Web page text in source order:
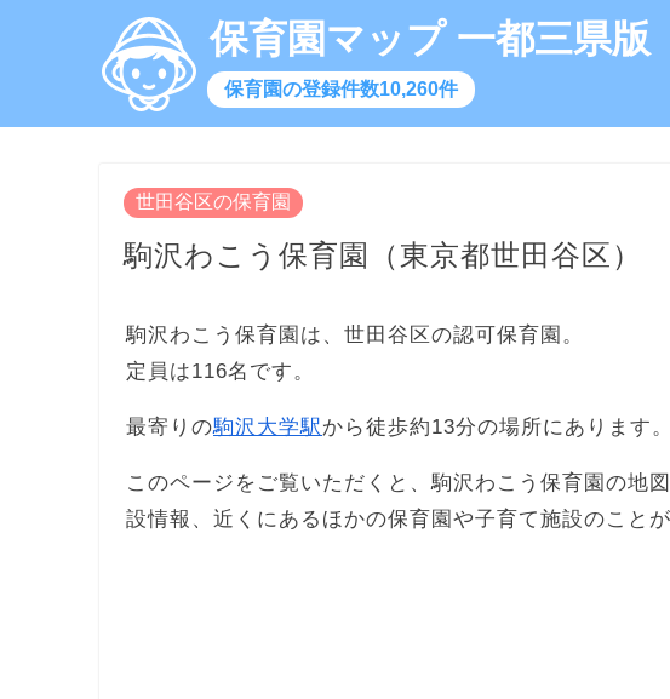
保育園マップ 一都三県版
保育園の登録件数10,260件
世田谷区の保育園
駒沢わこう保育園（東京都世田谷区）
駒沢わこう保育園は、世田谷区の認可保育園。
定員は116名です。
最寄りの駒沢大学駅から徒歩約13分の場所にあります。
このページをご覧いただくと、駒沢わこう保育園の地
設情報、近くにあるほかの保育園や子育て施設のことが